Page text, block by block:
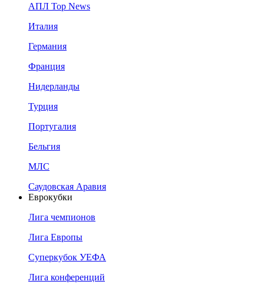
АПЛ Top News
Италия
Германия
Франция
Нидерланды
Турция
Португалия
Бельгия
МЛС
Саудовская Аравия
Еврокубки
Лига чемпионов
Лига Европы
Суперкубок УЕФА
Лига конференций